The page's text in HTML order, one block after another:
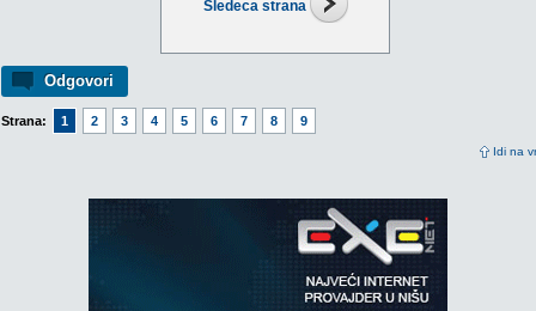
Sledeca strana
Odgovori
Strana: 1 2 3 4 5 6 7 8 9
Idi na